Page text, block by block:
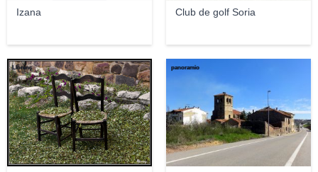
Izana Club de golf Soria
Llorenç panoramio